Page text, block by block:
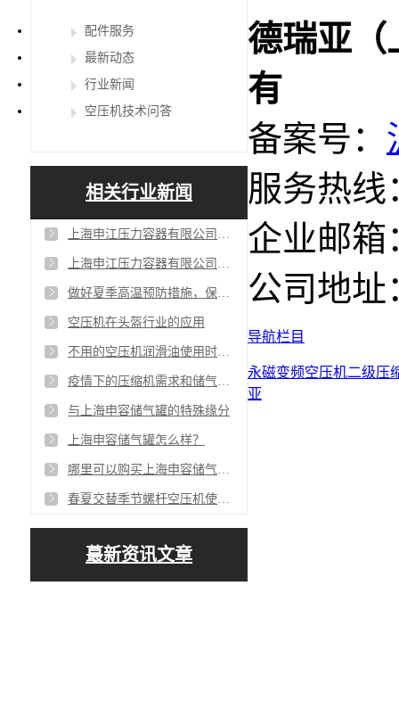
配件服务
最新动态
行业新闻
空压机技术问答
相关行业新闻
上海申江压力容器有限公司在苏州有维修部吗？
上海申江压力容器有限公司与百年申江是一家公司吗?
做好夏季高温预防措施，保证空压机平稳度夏
空压机在头盔行业的应用
不用的空压机润滑油使用时间为什么不一样
疫情下的压缩机需求和储气罐增量需求
与上海申容储气罐的特殊缘分
上海申容储气罐怎么样？
哪里可以购买上海申容储气罐呢？
春夏交替季节螺杆空压机使用注意事项
蕞新资讯文章
德瑞亚（
有
备案号：
服务热线
企业邮箱
公司地址
导航栏目
永磁变频空压机二级压
亚